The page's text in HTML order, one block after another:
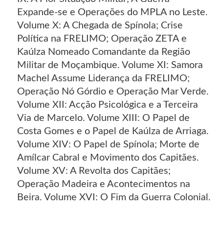
Expande-se e Operações do MPLA no Leste.
Volume X: A Chegada de Spínola; Crise
Política na FRELIMO; Operação ZETA e
Kaúlza Nomeado Comandante da Região
Militar de Moçambique. Volume XI: Samora
Machel Assume Liderança da FRELIMO;
Operação Nó Górdio e Operação Mar Verde.
Volume XII: Acção Psicológica e a Terceira
Via de Marcelo. Volume XIII: O Papel de
Costa Gomes e o Papel de Kaúlza de Arriaga.
Volume XIV: O Papel de Spínola; Morte de
Amílcar Cabral e Movimento dos Capitães.
Volume XV: A Revolta dos Capitães;
Operação Madeira e Acontecimentos na
Beira. Volume XVI: O Fim da Guerra Colonial.